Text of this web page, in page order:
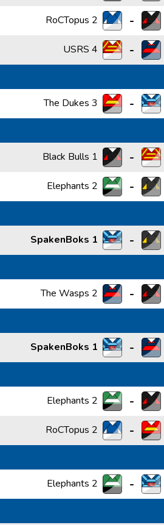
RoCTopus 2 -
USRS 4 -
The Dukes 3 -
Black Bulls 1 -
Elephants 2 -
SpakenBoks 1 -
The Wasps 2 -
SpakenBoks 1 -
Elephants 2 -
RoCTopus 2 -
Elephants 2 -